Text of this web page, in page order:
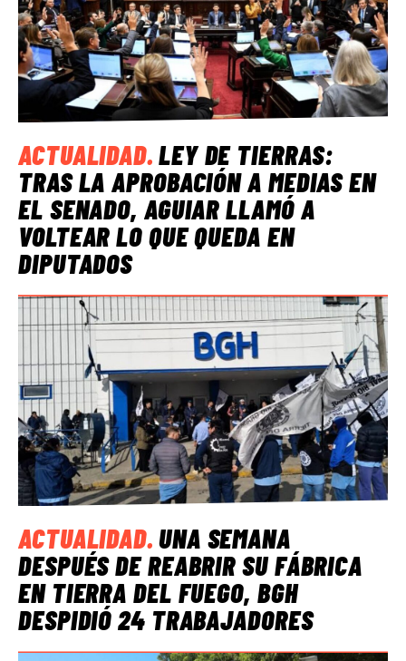
ACTUALIDAD.LEY DE TIERRAS:
TRAS LA APROBACIÓN A MEDIAS EN
EL SENADO, AGUIAR LLAMÓ A
VOLTEAR LO QUE QUEDA EN
DIPUTADOS
ACTUALIDAD.UNA SEMANA
DESPUÉS DE REABRIR SU FÁBRICA
EN TIERRA DEL FUEGO, BGH
DESPIDIÓ 24 TRABAJADORES